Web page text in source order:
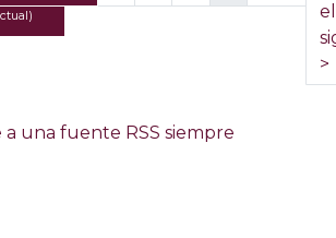
>
a una fuente RSS siempre